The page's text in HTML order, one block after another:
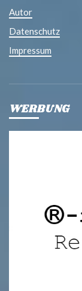
Autor
Datenschutz
Impressum
WERBUNG